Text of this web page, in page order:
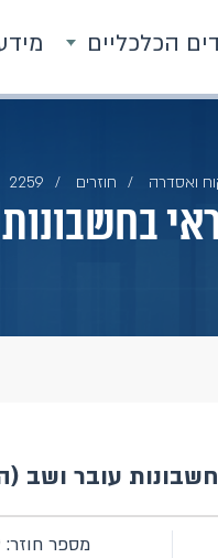
הכלכליים
ואסדרה חוזרים 2259
בחשבונות
עובר ושב
מספר חוזר: 2259